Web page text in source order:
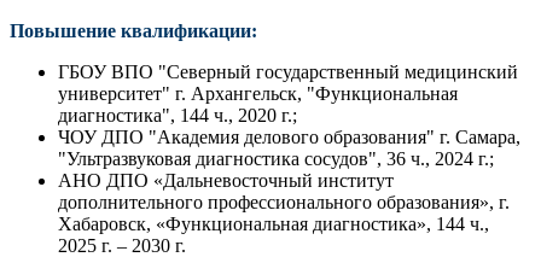
Повышение квалификации:
ГБОУ ВПО "Северный государственный медицинский
университет" г. Архангельск, "Функциональная
диагностика", 144 ч., 2020 г.;
ЧОУ ДПО "Академия делового образования" г. Самара,
"Ультразвуковая диагностика сосудов", 36 ч., 2024 г.;
АНО ДПО «Дальневосточный институт
дополнительного профессионального образования», г.
Хабаровск, «Функциональная диагностика», 144 ч.,
2025 г. – 2030 г.